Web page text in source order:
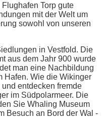
Torp gute
mit der Welt um
sowohl von unseren
in Vestfold. Die
aus dem Jahr 900 wurde
man eine Nachbildung
Hafen. Wie die Wikinger
entdecken fremde
im Südpolarmeer. Die
Sie Whaling Museum
Besuch an Bord der Wal -